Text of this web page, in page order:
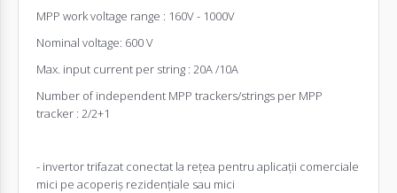
MPP work voltage range : 160V - 1000V
Nominal voltage: 600 V
Max. input current per string : 20A /10A
Number of independent MPP trackers/strings per MPP
tracker : 2/2+1
- invertor trifazat conectat la rețea pentru aplicații comerciale
mici pe acoperiș rezidențiale sau mici